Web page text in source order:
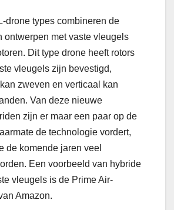
drone types combineren de
ontwerpen met vaste vleugels
Dit type drone heeft rotors
vleugels zijn bevestigd,
zweven en verticaal kan
Van deze nieuwe
zijn er maar een paar op de
de technologie vordert,
de komende jaren veel
Een voorbeeld van hybride
vleugels is de Prime Air-
Amazon.